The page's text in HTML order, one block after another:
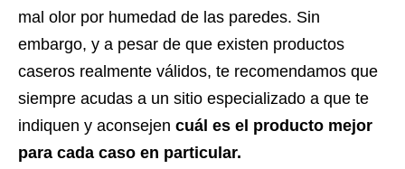
mal olor por humedad de las paredes. Sin
embargo, y a pesar de que existen productos
caseros realmente válidos, te recomendamos que
siempre acudas a un sitio especializado a que te
indiquen y aconsejen cuál es el producto mejor
para cada caso en particular.